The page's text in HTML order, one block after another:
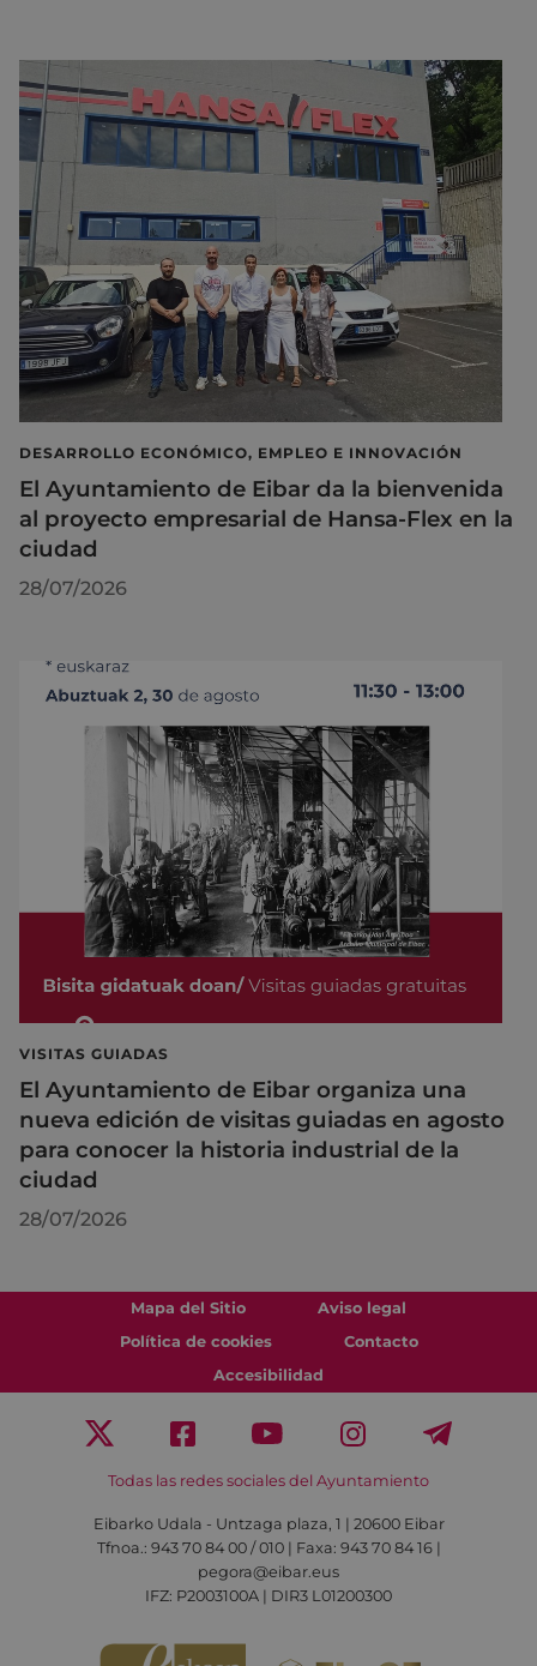
DESARROLLO ECONÓMICO, EMPLEO E INNOVACIÓN
El Ayuntamiento de Eibar da la bienvenida
al proyecto empresarial de Hansa-Flex en la
ciudad
28/07/2026
VISITAS GUIADAS
El Ayuntamiento de Eibar organiza una
nueva edición de visitas guiadas en agosto
para conocer la historia industrial de la
ciudad
28/07/2026
Mapa del Sitio
Aviso legal
Política de cookies
Contacto
Accesibilidad
Todas las redes sociales del Ayuntamiento
Eibarko Udala - Untzaga plaza, 1 | 20600 Eibar
Tfnoa.: 943 70 84 00 / 010 | Faxa: 943 70 84 16 |
pegora@eibar.eus
IFZ: P2003100A | DIR3 L01200300